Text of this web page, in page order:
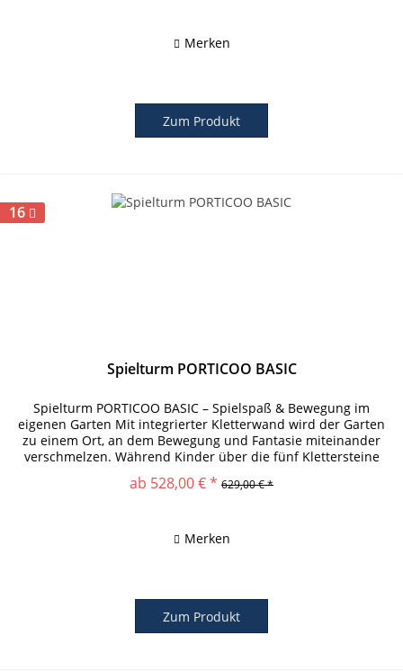
Merken
Zum Produkt
16
Spielturm PORTICOO BASIC
Spielturm PORTICOO BASIC – Spielspaß & Bewegung im
eigenen Garten Mit integrierter Kletterwand wird der Garten
zu einem Ort, an dem Bewegung und Fantasie miteinander
verschmelzen. Während Kinder über die fünf Klettersteine
ab 528,00 € * 629,00 € *
Merken
Zum Produkt